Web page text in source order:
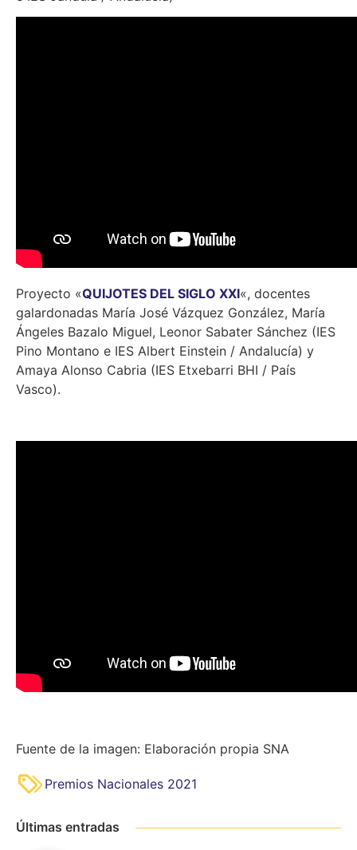
Proyecto «QUIJOTES DEL SIGLO XXI«, docentes
galardonadas María José Vázquez González, María
Ángeles Bazalo Miguel, Leonor Sabater Sánchez (IES
Pino Montano e IES Albert Einstein / Andalucía) y
Amaya Alonso Cabria (IES Etxebarri BHI / País
Vasco).
Fuente de la imagen: Elaboración propia SNA
Premios Nacionales 2021
Últimas entradas